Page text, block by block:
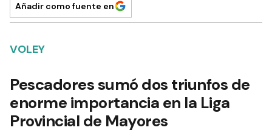
Añadir como fuente en
VOLEY
Pescadores sumó dos triunfos de
enorme importancia en la Liga
Provincial de Mayores